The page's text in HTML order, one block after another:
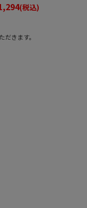
(税込)
きます。